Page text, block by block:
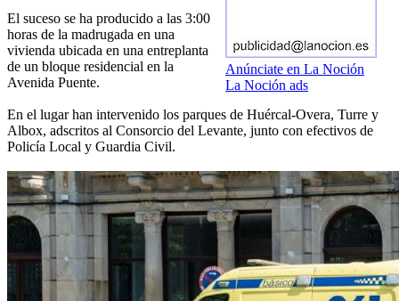
Anúnciate en La Noción
La Noción ads
El suceso se ha producido a las 3:00
horas de la madrugada en una
vivienda ubicada en una entreplanta
de un bloque residencial en la
Avenida Puente.
En el lugar han intervenido los parques de Huércal-Overa, Turre y
Albox, adscritos al Consorcio del Levante, junto con efectivos de
Policía Local y Guardia Civil.